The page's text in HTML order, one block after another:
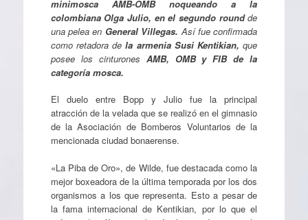
minimosca AMB-OMB noqueando a la
colombiana Olga Julio, en el segundo roundde
una pelea en General Villegas. Así fue confirmada
como retadora dela armenia Susi Kentikian,que
posee los cinturones AMB, OMB y FIB de la
categoría mosca.
El duelo entre Bopp y Julio fue la principal
atracción de la velada que se realizó en el gimnasio
de la Asociación de Bomberos Voluntarios de la
mencionada ciudad bonaerense.
«La Piba de Oro», de Wilde, fue destacada como la
mejor boxeadora de la última temporada por los dos
organismos a los que representa. Esto a pesar de
la fama internacional de Kentikian, por lo que el